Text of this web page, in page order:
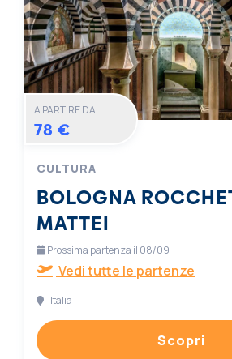
A PARTIRE DA
78 €
CULTURA
BOLOGNA
MATTEI
Prossima partenza il 08/09
Vedi tutte le partenze
Italia
Scopri